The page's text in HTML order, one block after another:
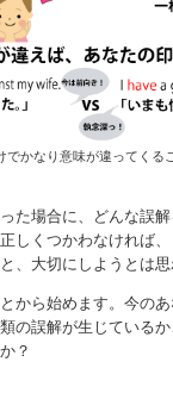
でかなり意味が違ってくる
た場合に、どんな誤
しくつかわなければ
、大切にしようとは思
から始めます。今の
の誤解が生じている
？